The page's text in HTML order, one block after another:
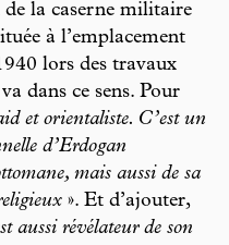
la caserne militaire
à l’emplacement
lors des travaux
dans ce sens. Pour
et orientaliste. C’est un
d’Erdogan
mais aussi de sa
». Et d’ajouter,
aussi révélateur de son